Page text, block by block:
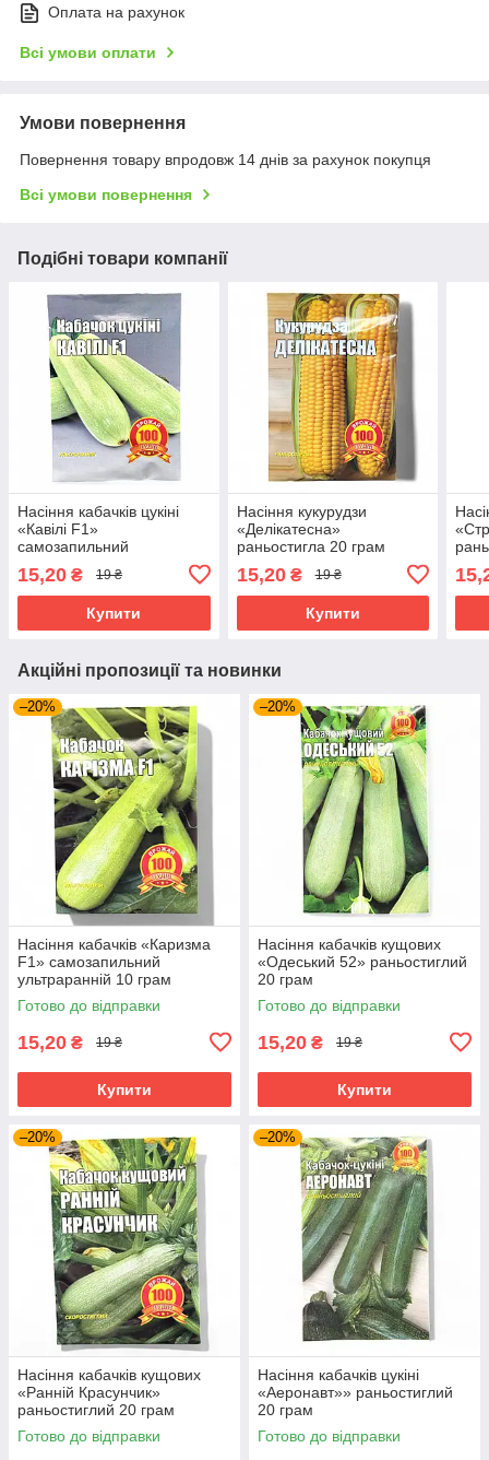
Оплата на рахунок
Всі умови оплати
Умови повернення
Повернення товару впродовж 14 днів за рахунок покупця
Всі умови повернення
Подібні товари компанії
Насіння кабачків цукіні
«Кавілі F1»
самозапильний
15,20 ₴ 19 ₴
Купити
Насіння кукурудзи
«Делікатесна»
раньостигла 20 грам
15,20₴ 19 ₴
Купити
Акційні пропозиції та новинки
–20%
Насіння кабачків «Каризма
F1» самозапильний
ультраранній 10 грам
Готово до відправки
15,20 ₴ 19 ₴
Купити
–20%
Насіння кабачків кущових
«Одеський 52» раньостиглий
20 грам
Готово до відправки
15,20 ₴ 19 ₴
Купити
–20%
Насіння кабачків кущових
«Ранній Красунчик»
раньостиглий 20 грам
Готово до відправки
–20%
Насіння кабачків цукіні
«Аеронавт»» раньостиглий
20 грам
Готово до відправки